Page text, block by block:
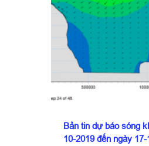
Bản tin dự báo sóng
10-2019 đến ngày 17-